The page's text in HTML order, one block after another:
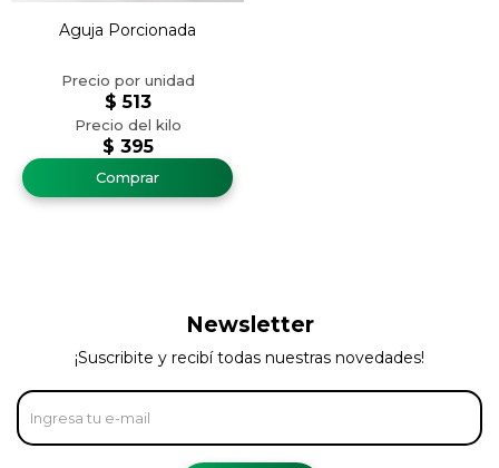
Aguja Porcionada
$ 395
$ 513
Newsletter
¡Suscribite y recibí todas nuestras novedades!